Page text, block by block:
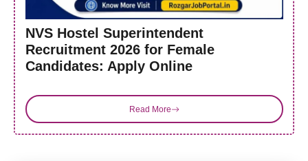
NVS Hostel Superintendent
Recruitment 2026 for Female
Candidates: Apply Online
Read More